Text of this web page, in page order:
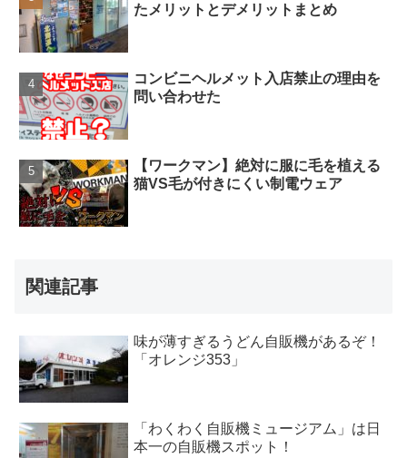
たメリットとデメリットまとめ
コンビニヘルメット入店禁止の理由を
問い合わせた
【ワークマン】絶対に服に毛を植える
猫VS毛が付きにくい制電ウェア
関連記事
味が薄すぎるうどん自販機があるぞ！
「オレンジ353」
「わくわく自販機ミュージアム」は日
本一の自販機スポット！